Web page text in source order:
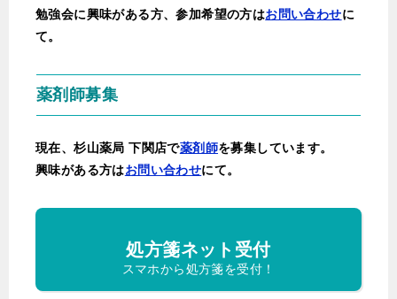
勉強会に興味がある方、参加希望の方はお問い合わせに
て。
薬剤師募集
現在、杉山薬局 下関店で薬剤師を募集しています。
興味がある方はお問い合わせにて。
処方箋ネット受付
スマホから処方箋を受付！